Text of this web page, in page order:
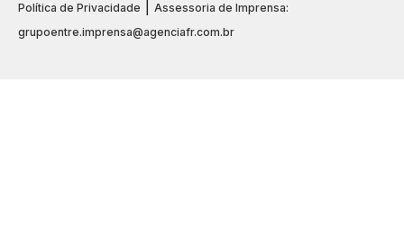
Política de Privacidade
Assessoria de Imprensa:
grupoentre.imprensa@agenciafr.com.br